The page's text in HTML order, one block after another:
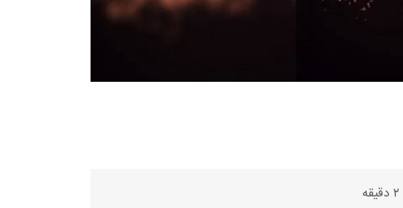
۲ دقیقه